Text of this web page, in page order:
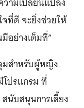
จที่ดี จะยิ่งช่วยให้
อย่างเต็มที่”
มสำหรับผู้หญิง
โปรแกรม ที่
นับสนุนการเลี้ยง